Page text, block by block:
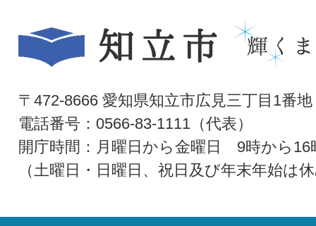
〒472-8666 愛知県知立市広見三丁目1番地
電話番号：0566-83-1111（代表）
開庁時間：月曜日から金曜日 9時から16
（土曜日・日曜日、祝日及び年末年始は